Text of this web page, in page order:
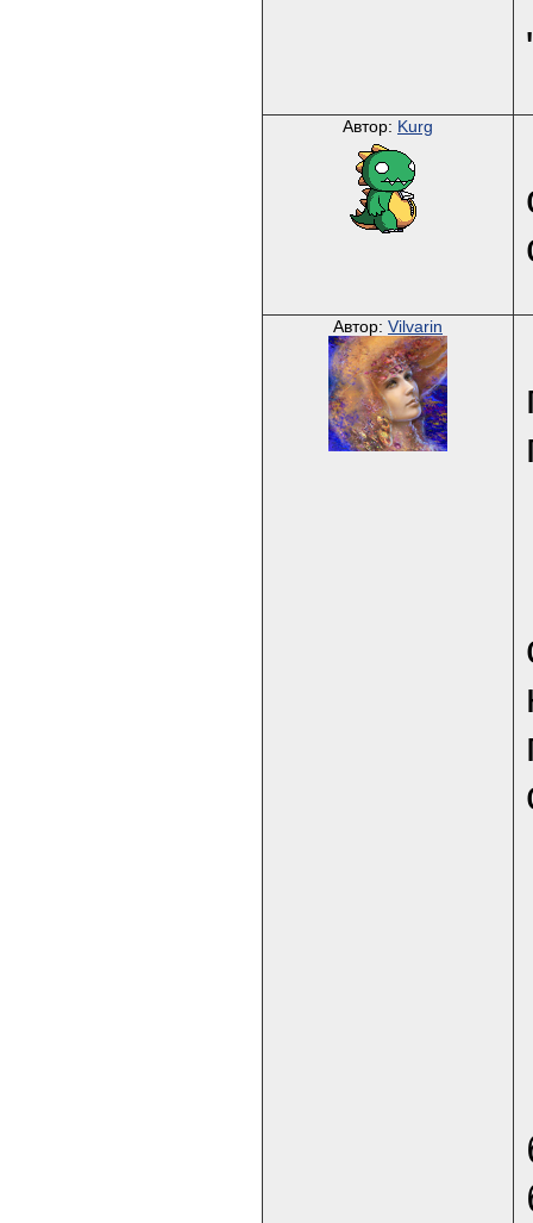
Автор: Kurg
Автор: Vilvarin